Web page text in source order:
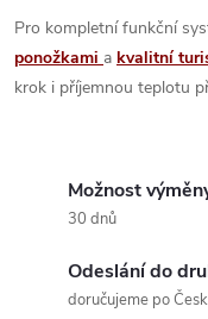
Pro kompletní funkční
ponožkami a kvalitní
krok i příjemnou teplotu
Možnost
30 dnů
Odeslání do
doručujeme po